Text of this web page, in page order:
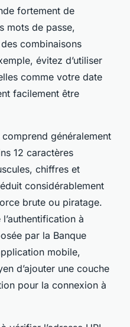
fortement de
mots de passe,
combinaisons
évitez d’utiliser
comme votre date
facilement être
généralement
12 caractères
chiffres et
considérablement
brute ou piratage.
à
par la Banque
mobile,
d’ajouter une couche
pour la connexion à